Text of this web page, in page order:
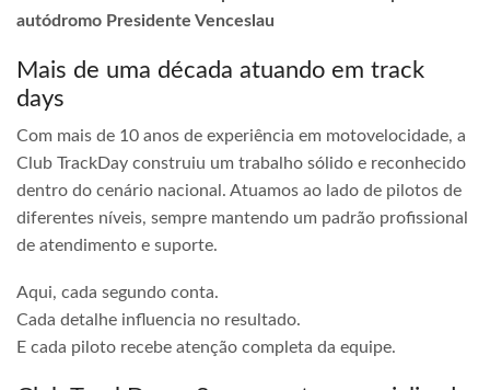
autódromo Presidente Venceslau
Mais de uma década atuando em track
days
Com mais de 10 anos de experiência em motovelocidade, a
Club TrackDay construiu um trabalho sólido e reconhecido
dentro do cenário nacional. Atuamos ao lado de pilotos de
diferentes níveis, sempre mantendo um padrão profissional
de atendimento e suporte.
Aqui, cada segundo conta.
Cada detalhe influencia no resultado.
E cada piloto recebe atenção completa da equipe.